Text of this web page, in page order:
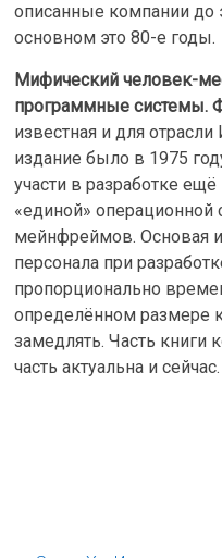
описанные компании до
основном это 80-е
Мифический человек-
программные системы.
известная и для
издание было в 1975
участи в разработке
«единой» операционной
мейнфреймов. Основая
персонала при
пропорционально
определённом размере
замедлять. Часть книги
часть актуальна и